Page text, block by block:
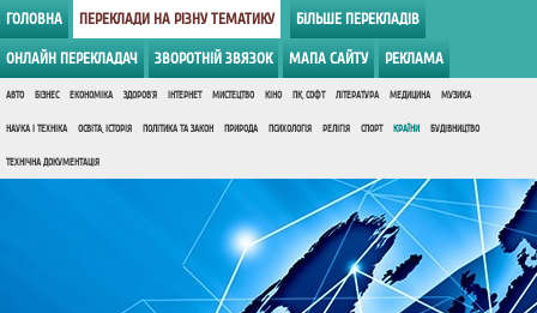
ГОЛОВНА ПЕРЕКЛАДИ НА РІЗНУ ТЕМАТИКУ БІЛЬШЕ ПЕРЕКЛАДІВ
ОНЛАЙН ПЕРЕКЛАДАЧ ЗВОРОТНІЙ ЗВЯЗОК МАПА САЙТУ РЕКЛАМА
АВТО БІЗНЕС ЕКОНОМІКА ЗДОРОВ'Я ІНТЕРНЕТ МИСТЕЦТВО КІНО ПК, СОФТ ЛІТЕРАТУРА МЕДИЦИНА МУЗИКА
НАУКА І ТЕХНІКА ОСВІТА, ІСТОРІЯ ПОЛІТИКА ТА ЗАКОН ПРИРОДА ПСИХОЛОГІЯ РЕЛІГІЯ СПОРТ КРАЇНИ БУДІВНИЦТВО
ТЕХНІЧНА ДОКУМЕНТАЦІЯ